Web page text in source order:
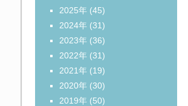
2025年 (45)
2024年 (31)
2023年 (36)
2022年 (31)
2021年 (19)
2020年 (30)
2019年 (50)